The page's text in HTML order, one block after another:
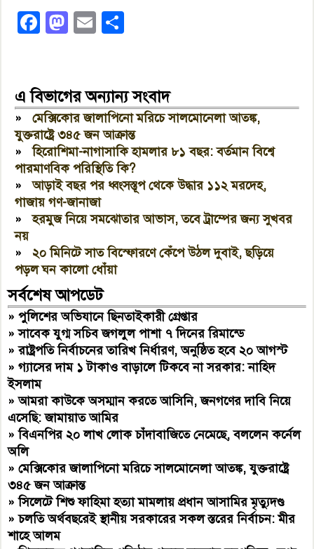
Facebook
Mastodon
Email
এ বিভাগের অন্যান্য সংবাদ
»মেক্সিকোর জালাপিনো মরিচে সালমোনেলা আতঙ্ক,
যুক্তরাষ্ট্রে ৩৪৫ জন আক্রান্ত
»হিরোশিমা-নাগাসাকি হামলার ৮১ বছর: বর্তমান বিশ্বে
পারমাণবিক পরিস্থিতি কি?
»আড়াই বছর পর ধ্বংসস্তূপ থেকে উদ্ধার ১১২ মরদেহ,
গাজায় গণ-জানাজা
»হরমুজ নিয়ে সমঝোতার আভাস, তবে ট্রাম্পের জন্য সুখবর
নয়
»২০ মিনিটে সাত বিস্ফোরণে কেঁপে উঠল দুবাই, ছড়িয়ে
পড়ল ঘন কালো ধোঁয়া
সর্বশেষ আপডেট
»পুলিশের অভিযানে ছিনতাইকারী গ্রেপ্তার
»সাবেক যুগ্ম সচিব জগলুল পাশা ৭ দিনের রিমান্ডে
»রাষ্ট্রপতি নির্বাচনের তারিখ নির্ধারণ, অনুষ্ঠিত হবে ২০ আগস্ট
»গ্যাসের দাম ১ টাকাও বাড়ালে টিকবে না সরকার: নাহিদ
ইসলাম
»আমরা কাউকে অসম্মান করতে আসিনি, জনগণের দাবি নিয়ে
এসেছি: জামায়াত আমির
»বিএনপির ২০ লাখ লোক চাঁদাবাজিতে নেমেছে, বললেন কর্নেল
অলি
»মেক্সিকোর জালাপিনো মরিচে সালমোনেলা আতঙ্ক, যুক্তরাষ্ট্রে
৩৪৫ জন আক্রান্ত
»সিলেটে শিশু ফাহিমা হত্যা মামলায় প্রধান আসামির মৃত্যুদণ্ড
»চলতি অর্থবছরেই স্থানীয় সরকারের সকল স্তরের নির্বাচন: মীর
শাহে আলম